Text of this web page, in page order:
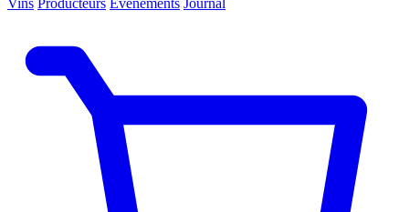
Vins Producteurs Événements Journal